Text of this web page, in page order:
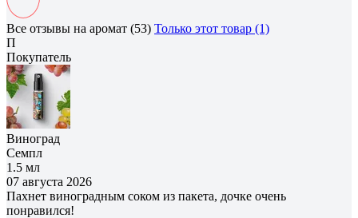
Все отзывы на аромат (53) Только этот товар (1)
П
Покупатель
Виноград
Семпл
1.5 мл
07 августа 2026
Пахнет виноградным соком из пакета, дочке очень
понравился!